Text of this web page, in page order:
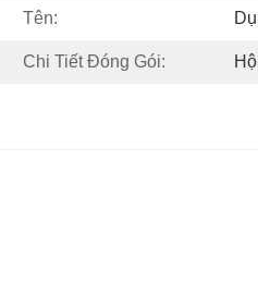
Tên:
Chi Tiết Đóng Gói: